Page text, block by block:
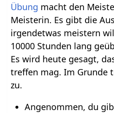
Übung macht den
Meisterin. Es gibt die
irgendetwas meistern
10000 Stunden lang
Es wird heute gesagt,
treffen mag. Im Grunde
zu.
Angenommen, du